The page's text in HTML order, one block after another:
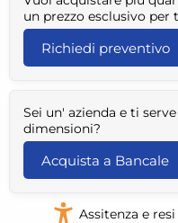
un prezzo esclusivo per
Richiedi preventivo
Sei un' azienda e ti
dimensioni?
Acquista a Bancale
Assitenza e resi